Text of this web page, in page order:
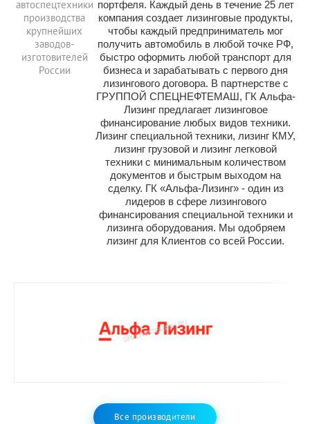
автоспецтехники
производства
крупнейших
заводов-
изготовителей
России
портфеля. Каждый день в течение 25 лет
компания создает лизинговые продукты,
чтобы каждый предприниматель мог
получить автомобиль в любой точке РФ,
быстро оформить любой транспорт для
бизнеса и зарабатывать с первого дня
лизингового договора. В партнерстве с
ГРУППОЙ СПЕЦНЕФТЕМАШ, ГК Альфа-
Лизинг предлагает лизинговое
финансирование любых видов техники.
Лизинг специальной техники, лизинг КМУ,
лизинг грузовой и лизинг легковой
техники с минимальным количеством
документов и быстрым выходом на
сделку. ГК «Альфа-Лизинг» - один из
лидеров в сфере лизингового
финансирования специальной техники и
лизинга оборудования. Мы одобряем
лизинг для Клиентов со всей России.
Все производители